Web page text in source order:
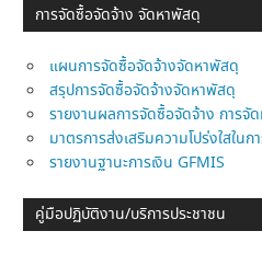
การจัดซื้อจัดจ้าง จัดหาพัสดุ
แผนการจัดซื้อจัดจ้างจัดหาพัสดุ
สรุปการจัดซื้อจัดจ้างจัดหาพัสดุ
รายงานผลการจัดซื้อจัดจ้าง การจั
มาตรการส่งเสริมความโปร่งใสในก
รายงานฐานะการเงิน GFMIS
คู่มือปฏิบัติงาน/บริการประชาชน